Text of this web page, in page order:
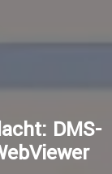
DMS-